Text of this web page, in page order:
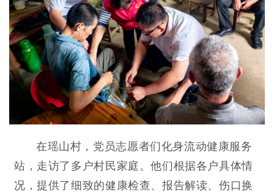
在瑶山村，党员志愿者们化身流动健康服务
站，走访了多户村民家庭。他们根据各户具体情
况，提供了细致的健康检查、报告解读、伤口换